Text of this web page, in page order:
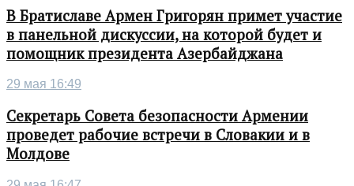
В Братиславе Армен Григорян примет участие
в панельной дискуссии, на которой будет и
помощник президента Азербайджана
29 мая 16:49
Секретарь Совета безопасности Армении
проведет рабочие встречи в Словакии и в
Молдове